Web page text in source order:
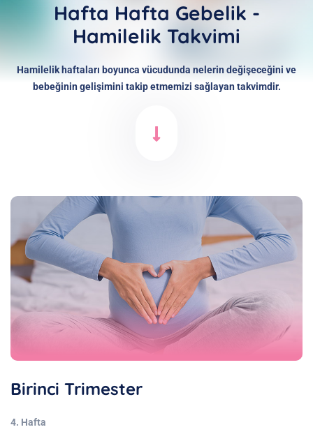
Hafta Hafta Gebelik -
Hamilelik Takvimi
Hamilelik haftaları boyunca vücudunda nelerin değişeceğini ve
bebeğinin gelişimini takip etmemizi sağlayan takvimdir.
Birinci Trimester
4. Hafta